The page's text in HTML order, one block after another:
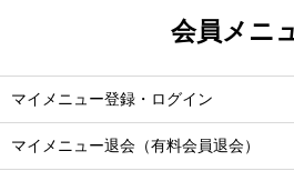
会員メニ
マイメニュー登録・ログイン
マイメニュー退会（有料会員退会）